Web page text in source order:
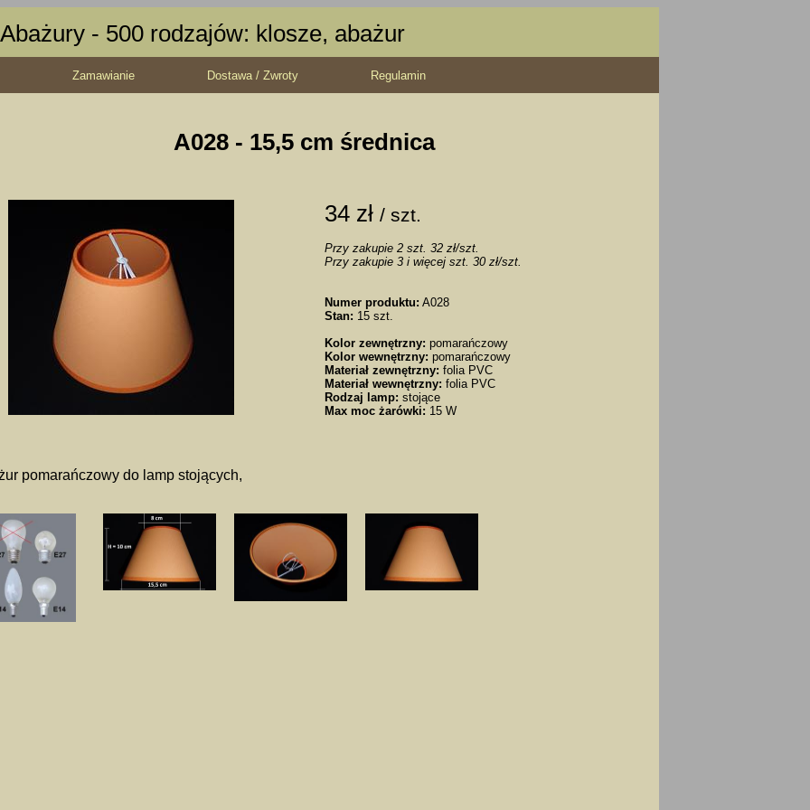
Abażury - 500 rodzajów: klosze, abażur
Zamawianie Dostawa / Zwroty Regulamin
A028 - 15,5 cm średnica
34 zł / szt.
Przy zakupie 2 szt. 32 zł/szt.
Przy zakupie 3 i więcej szt. 30 zł/szt.
Numer produktu: A028
Stan: 15 szt.
Kolor zewnętrzny: pomarańczowy
Kolor wewnętrzny: pomarańczowy
Materiał zewnętrzny: folia PVC
Materiał wewnętrzny: folia PVC
Rodzaj lamp: stojące
Max moc żarówki: 15 W
pomarańczowy do lamp stojących,